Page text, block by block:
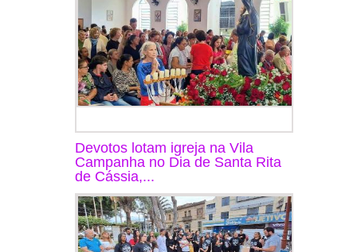
Devotos lotam igreja na Vila
Campanha no Dia de Santa Rita
de Cássia,...